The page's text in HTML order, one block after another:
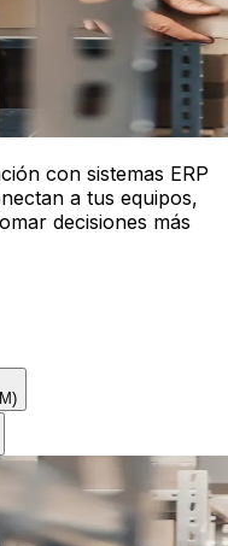
con sistemas ERP
a tus equipos,
decisiones más